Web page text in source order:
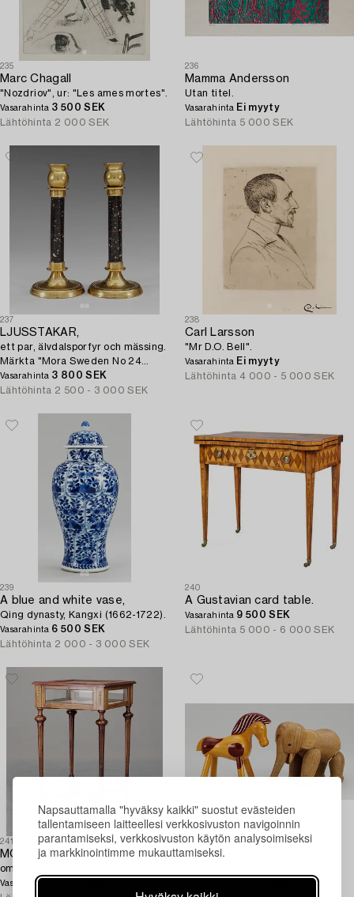
Napsauttamalla "hyväksy kaikki" suostut evästeiden
tallentamiseen laitteellesi verkkosivuston navigoinnin
parantamiseksi, verkkosivuston käytön analysoimiseksi
ja markkinointimme mukauttamiseksi.
235
Marc Chagall
"Nozdriov", ur: "Les ames mortes".
Vasarahinta 3 500 SEK
Lähtöhinta 2 000 SEK
236
Mamma Andersson
Utan titel.
Vasarahinta Ei myyty
Lähtöhinta 5 000 SEK
237
LJUSSTAKAR,
ett par, älvdalsporfyr och mässing.
Märkta "Mora Sweden No 24
(resp 23) A. J. 1990".
Vasarahinta 3 800 SEK
Lähtöhinta 2 500 - 3 000 SEK
238
Carl Larsson
"Mr D.O. Bell".
Vasarahinta Ei myyty
Lähtöhinta 4 000 - 5 000 SEK
239
A blue and white vase,
Qing dynasty, Kangxi (1662-1722).
Vasarahinta 6 500 SEK
Lähtöhinta 2 000 - 3 000 SEK
240
A Gustavian card table.
Vasarahinta 9 500 SEK
Lähtöhinta 5 000 - 6 000 SEK
241
MONTERBORD. Louis XVI-stil,
omkring år 1900.
Vasarahinta
242
FIGURER,